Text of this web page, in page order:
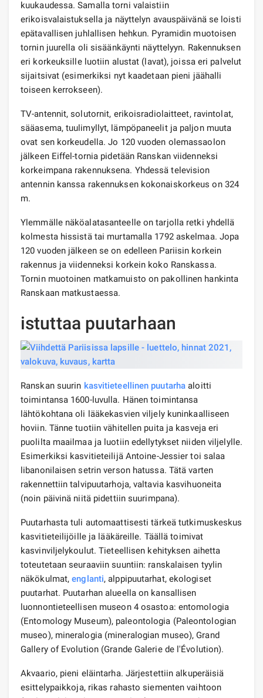
kuukaudessa. Samalla torni valaistiin
erikoisvalaistuksella ja näyttelyn avauspäivänä se loisti
epätavallisen juhlallisen hehkun. Pyramidin muotoisen
tornin juurella oli sisäänkäynti näyttelyyn. Rakennuksen
eri korkeuksille luotiin alustat (lavat), joissa eri palvelut
sijaitsivat (esimerkiksi nyt kaadetaan pieni jäähalli
toiseen kerrokseen).
TV-antennit, solutornit, erikoisradiolaitteet, ravintolat,
sääasema, tuulimyllyt, lämpöpaneelit ja paljon muuta
ovat sen korkeudella. Jo 120 vuoden olemassaolon
jälkeen Eiffel-tornia pidetään Ranskan viidenneksi
korkeimpana rakennuksena. Yhdessä television
antennin kanssa rakennuksen kokonaiskorkeus on 324
m.
Ylemmälle näköalatasanteelle on tarjolla retki yhdellä
kolmesta hissistä tai murtamalla 1792 askelmaa. Jopa
120 vuoden jälkeen se on edelleen Pariisin korkein
rakennus ja viidenneksi korkein koko Ranskassa.
Tornin muotoinen matkamuisto on pakollinen hankinta
Ranskaan matkustaessa.
istuttaa puutarhaan
Ranskan suurin kasvitieteellinen puutarha aloitti
toimintansa 1600-luvulla. Hänen toimintansa
lähtökohtana oli lääkekasvien viljely kuninkaalliseen
hoviin. Tänne tuotiin vähitellen puita ja kasveja eri
puolilta maailmaa ja luotiin edellytykset niiden viljelylle.
Esimerkiksi kasvitieteilijä Antoine-Jessier toi salaa
libanonilaisen setrin verson hatussa. Tätä varten
rakennettiin talvipuutarhoja, valtavia kasvihuoneita
(noin päivinä niitä pidettiin suurimpana).
Puutarhasta tuli automaattisesti tärkeä tutkimuskeskus
kasvitieteilijöille ja lääkäreille. Täällä toimivat
kasvinviljelykoulut. Tieteellisen kehityksen aihetta
toteutetaan seuraaviin suuntiin: ranskalaisen tyylin
näkökulmat,englanti, alppipuutarhat, ekologiset
puutarhat. Puutarhan alueella on kansallisen
luonnontieteellisen museon 4 osastoa: entomologia
(Entomology Museum), paleontologia (Paleontologian
museo), mineralogia (mineralogian museo), Grand
Gallery of Evolution (Grande Galerie de l'Évolution).
Akvaario, pieni eläintarha. Järjestettiin alkuperäisiä
esittelypaikkoja, rikas rahasto siementen vaihtoon